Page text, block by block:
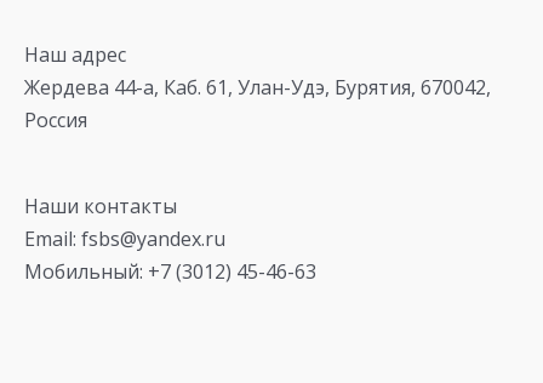
Наш адрес
Жердева 44-а, Каб. 61, Улан-Удэ, Бурятия, 670042,
Россия
Наши контакты
Email: fsbs@yandex.ru
Мобильный: +7 (3012) 45-46-63